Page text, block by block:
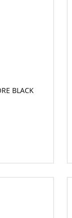
BLACK